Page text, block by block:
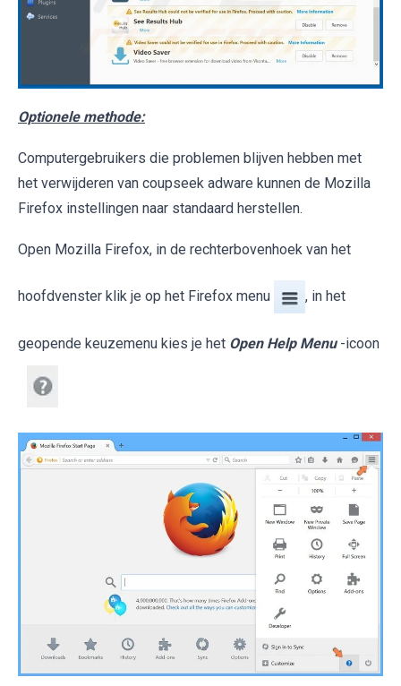
Optionele methode:
Computergebruikers die problemen blijven hebben met
het verwijderen van coupseek adware kunnen de Mozilla
Firefox instellingen naar standaard herstellen.
Open Mozilla Firefox, in de rechterbovenhoek van het
hoofdvenster klik je op het Firefox menu , in het
geopende keuzemenu kies je het Open Help Menu -icoon